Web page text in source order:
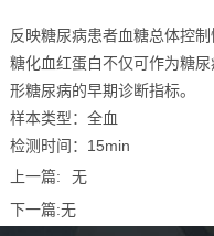
反映糖尿病患者血糖总体控
糖化血红蛋白不仅可作为糖
形糖尿病的早期诊断指标。
样本类型：全血
检测时间：15min
上一篇:
无
下一篇:无